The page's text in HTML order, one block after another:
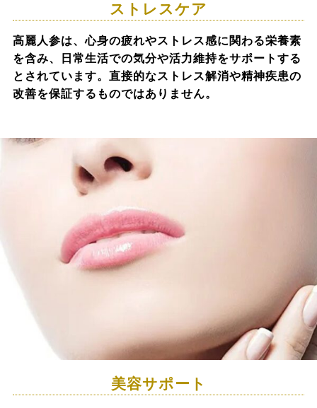
ストレスケア
高麗人参は、心身の疲れやストレス感に関わる栄養素
を含み、日常生活での気分や活力維持をサポートする
とされています。直接的なストレス解消や精神疾患の
改善を保証するものではありません。
美容サポート